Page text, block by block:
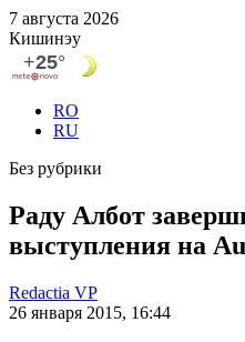
7 августа 2026
Кишинэу
RO
RU
Без рубрики
Раду Албот
выступления на
Redactia VP
26 января 2015, 16:44